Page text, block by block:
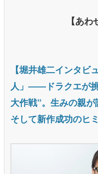
【あ
【堀井雄二インタビ
人」――ドラクエが
大作戦”。生みの親が
そして新作成功のヒ